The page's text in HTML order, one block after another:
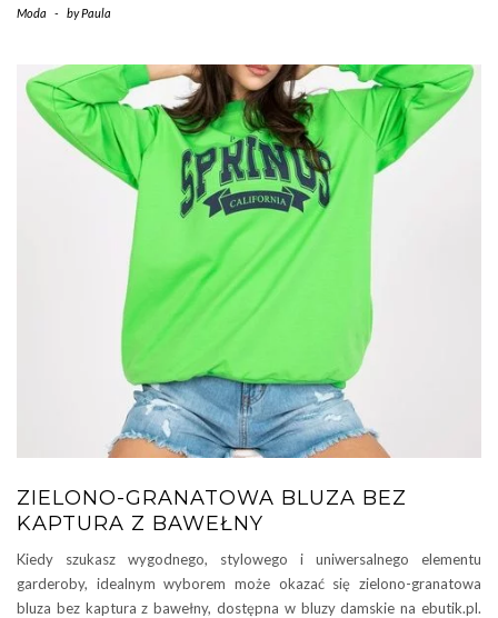
Moda - byPaula
ZIELONO-GRANATOWA BLUZA BEZ
KAPTURA Z BAWEŁNY
Kiedy szukasz wygodnego, stylowego i uniwersalnego elementu
garderoby, idealnym wyborem może okazać się zielono-granatowa
bluza bez kaptura z bawełny, dostępna w bluzy damskie na ebutik.pl.